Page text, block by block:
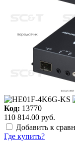
Код: 13770
110 814.00 руб.
Добавить к
Где купить?